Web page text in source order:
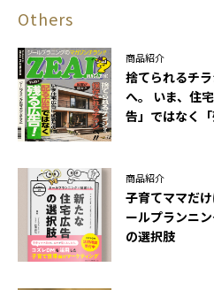
Others
商品紹介
捨てられるチ
へ。 いま、住
告」ではなく「
商品紹介
子育てママだ
ールプランニ
の選択肢